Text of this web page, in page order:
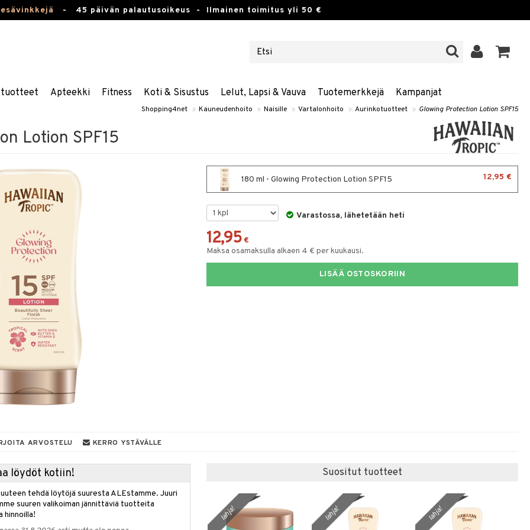
- 45 päivän palautusoikeus - Ilmainen toimitus yli 50 €
Apteekki Fitness Koti & Sisustus Lelut, Lapsi & Vauva Tuotemerkkejä Kampanjat
Shopping4net » Kauneudenhoito » Naisille » Vartalonhoito » Aurinkotuotteet » Glowing Protection Lotion SPF15
Lotion SPF15
180 ml - Glowing Protection Lotion SPF15 12,95 €
Varastossa, lähetetään heti
12,95 €
Maksa osamaksulla alkaen 4 € per kuukausi.
LISÄÄ OSTOSKORIIN
ARVOSTELU KERRO YSTÄVÄLLE
löydöt kotiin!
tehdä löytöjä suuresta ALEstamme. Juuri
suuren valikoiman jännittäviä tuotteita
hinnoilla!
Suositut tuotteet
lahja! lahja! lahja!